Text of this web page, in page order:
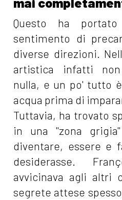
Questo ha
sentimento di
diverse direzioni.
artistica infatti
nulla, e un po' tutto
acqua prima di
Tuttavia, ha trovato
in una "zona
diventare, essere e
desiderasse.
avvicinava agli altri
segrete attese